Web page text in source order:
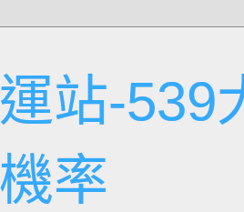
站-539
率